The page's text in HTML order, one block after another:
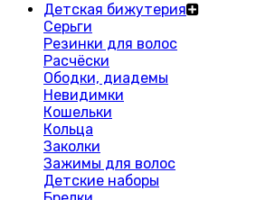
Детская бижутерия
Серьги
Резинки для волос
Расчёски
Ободки, диадемы
Невидимки
Кошельки
Кольца
Заколки
Зажимы для волос
Детские наборы